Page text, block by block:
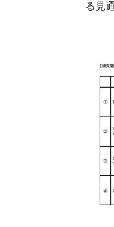
る見